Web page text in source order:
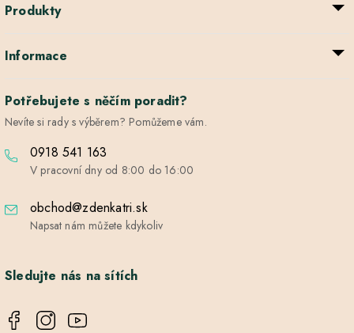
Produkty
Informace
Potřebujete s něčím poradit?
Nevíte si rady s výběrem? Pomůžeme vám.
0918 541 163
V pracovní dny od 8:00 do 16:00
obchod@zdenkatri.sk
Napsat nám můžete kdykoliv
Sledujte nás na sítích